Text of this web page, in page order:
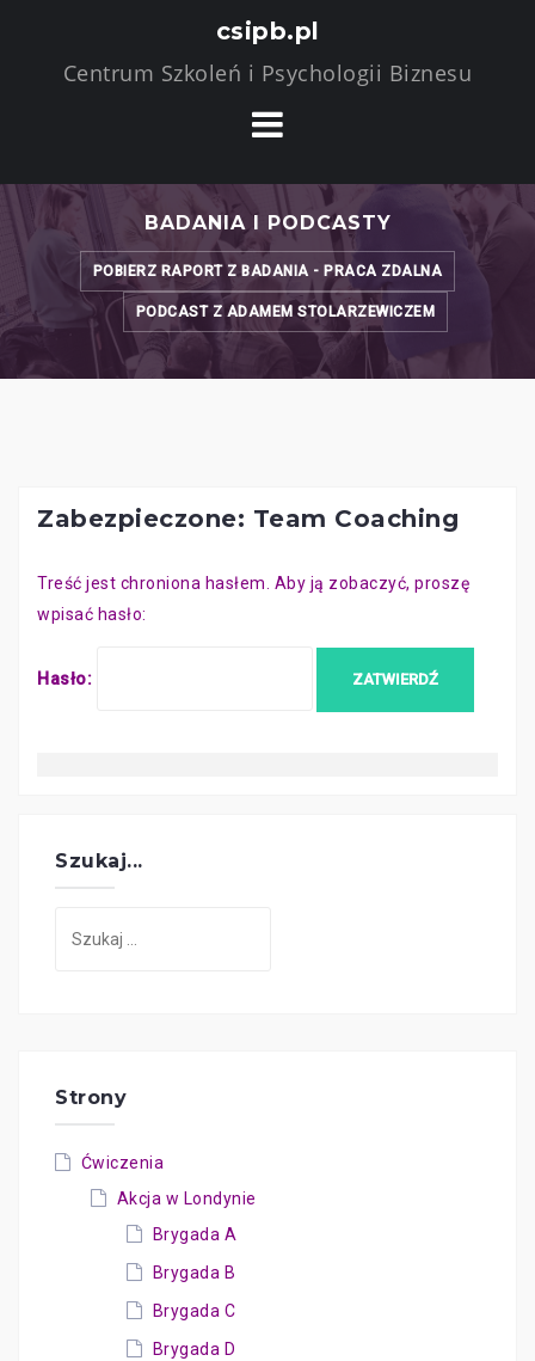
csipb.pl
Centrum Szkoleń i Psychologii Biznesu
BADANIA I PODCASTY
POBIERZ RAPORT Z BADANIA - PRACA ZDALNA
PODCAST Z ADAMEM STOLARZEWICZEM
Zabezpieczone: Team Coaching
Treść jest chroniona hasłem. Aby ją zobaczyć, proszę
wpisać hasło:
Hasło:
Szukaj...
Strony
Ćwiczenia
Akcja w Londynie
Brygada A
Brygada B
Brygada C
Brygada D